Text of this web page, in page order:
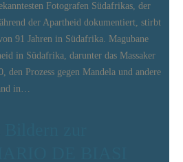
Fotografen Südafrikas, der
der Apartheid dokumentiert, stirbt
91 Jahren in Südafrika. Magubane
in Südafrika, darunter das Massaker
den Prozess gegen Mandela und andere
in…